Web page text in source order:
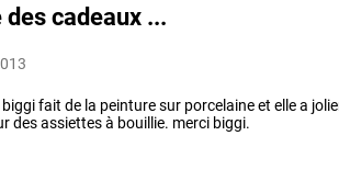
des cadeaux ...
fait de la peinture sur porcelaine et elle a
des assiettes à bouillie. merci biggi.